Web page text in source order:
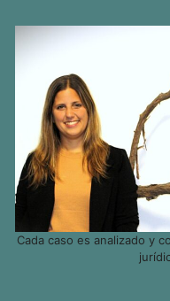
Cada caso es analizado y